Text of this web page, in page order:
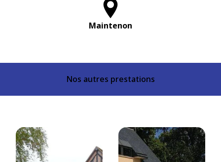
Maintenon
Nos autres prestations